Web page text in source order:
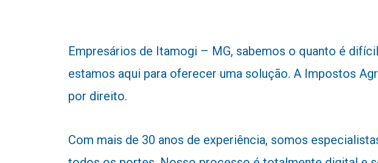
Empresários de Itamogi – MG, sabemos o quanto é
estamos aqui para oferecer uma solução. A Impostos
por direito.
Com mais de 30 anos de experiência, somos